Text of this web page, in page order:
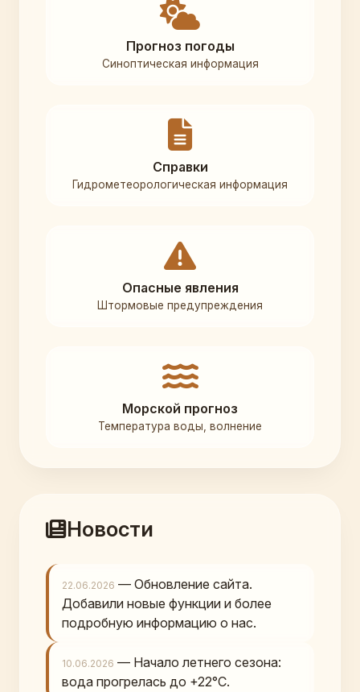
Прогноз погоды
Синоптическая информация
Справки
Гидрометеорологическая информация
Опасные явления
Штормовые предупреждения
Морской прогноз
Температура воды, волнение
Новости
22.06.2026 — Обновление сайта.
Добавили новые функции и более
подробную информацию о нас.
10.06.2026 — Начало летнего сезона:
вода прогрелась до +22°C.